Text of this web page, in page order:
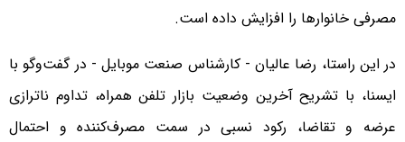
مصرفی خانوارها را افزایش داده است.
در این راستا، رضا عالیان - کارشناس صنعت موبایل - در گفت‌وگو با
ایسنا، با تشریح آخرین وضعیت بازار تلفن همراه، تداوم ناترازی
عرضه و تقاضا، رکود نسبی در سمت مصرف‌کننده و احتمال